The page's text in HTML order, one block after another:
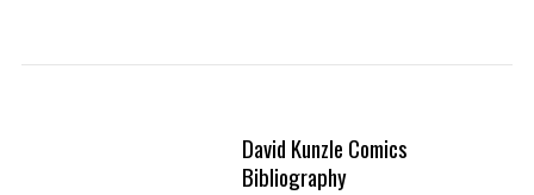
David Kunzle Comics
Bibliography